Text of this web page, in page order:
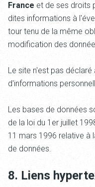
France et de ses droits
dites informations à
tour tenu de la même
modification des
Le site n'est pas déclaré
d'informations
Les bases de données
de la loi du 1er juillet
11 mars 1996 relative à
de données.
8. Liens